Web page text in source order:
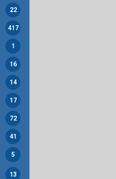
22
417
1
16
14
17
72
41
5
13